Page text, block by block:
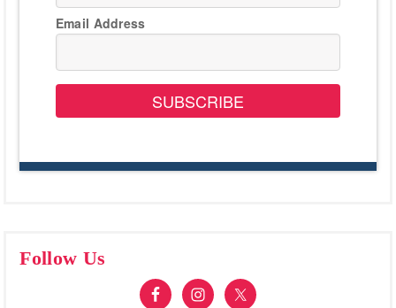
Email Address
SUBSCRIBE
Follow Us